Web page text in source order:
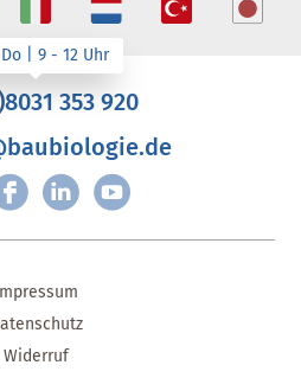
353 920
Widerruf